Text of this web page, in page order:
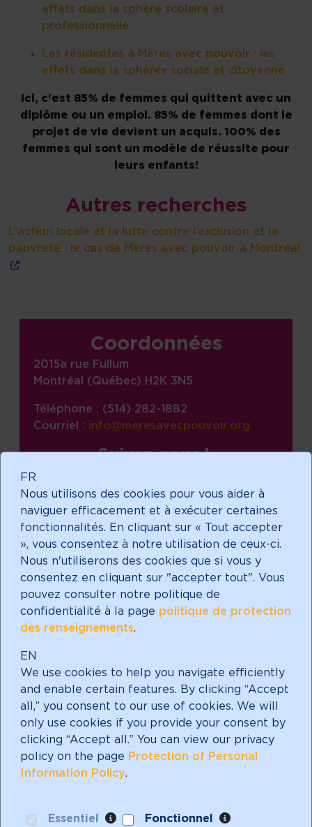
FR
Nous utilisons des cookies pour vous aider à
naviguer efficacement et à exécuter certaines
fonctionnalités. En cliquant sur « Tout accepter
», vous consentez à notre utilisation de ceux-ci.
Nous n'utiliserons des cookies que si vous y
consentez en cliquant sur "accepter tout". Vous
pouvez consulter notre politique de
confidentialité à la page politique de protection
des renseignements.
EN
We use cookies to help you navigate efficiently
and enable certain features. By clicking “Accept
all,” you consent to our use of cookies. We will
only use cookies if you provide your consent by
clicking “Accept all.” You can view our privacy
policy on the page Protection of Personal
Information Policy.
Essentiel Fonctionnel
effets dans la sphère scolaire et
professionnelle
Les résidentes à Mères avec pouvoir : les
effets dans la sphères sociale et citoyenne
Ici, c'est 85% de femmes qui quittent avec un
diplôme ou un emploi. 85% de femmes dont le
projet de vie devient un acquis. 100% des
femmes qui sont un modèle de réussite pour
leurs enfants!
Autres recherches
L’action locale et la lutte contre l’exclusion et la
pauvreté : le cas de Mères avec pouvoir à Montréal
Coordonnées
2015a rue Fullum
Montréal (Québec) H2K 3N5
Téléphone : (514) 282-1882
Courriel : info@meresavecpouvoir.org
Suivez-nous !
linkedin
instagram
Faire un don
Abonnez-vous à notre
infolettre!
bienfaisance enregistré avec un statut